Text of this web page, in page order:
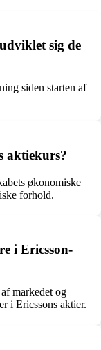
sig de
siden starten af
aktiekurs?
økonomiske
forhold.
i Ericsson-
markedet og
i Ericssons aktier.